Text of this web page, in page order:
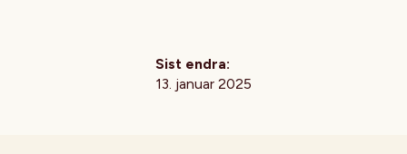
Sist endra:
13. januar 2025